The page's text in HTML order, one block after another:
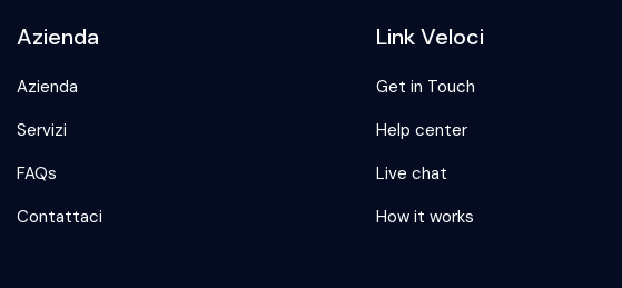
Azienda
Azienda
Servizi
FAQs
Contattaci
Link Veloci
Get in Touch
Help center
Live chat
How it works